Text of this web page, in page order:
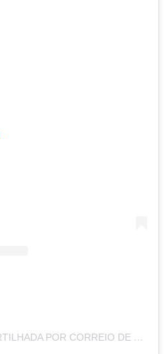
UMA PUBLICAÇÃO COMPARTILHADA POR CORREIO DE NOTÍCIAS (@CORREIODENOTICIASPR)